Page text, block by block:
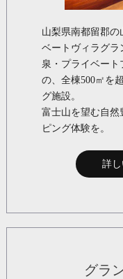
山梨県南都留郡の
ベートヴィラグラ
泉・プライベー
の、全棟500㎡を
グ施設。
富士山を望む自然
ピング体験を。
詳
グラ